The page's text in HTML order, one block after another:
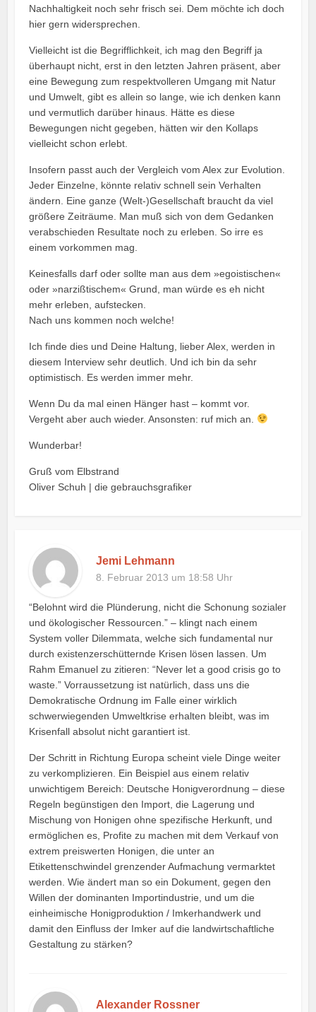
Nachhaltigkeit noch sehr frisch sei. Dem möchte ich doch
hier gern widersprechen.
Vielleicht ist die Begrifflichkeit, ich mag den Begriff ja
überhaupt nicht, erst in den letzten Jahren präsent, aber
eine Bewegung zum respektvolleren Umgang mit Natur
und Umwelt, gibt es allein so lange, wie ich denken kann
und vermutlich darüber hinaus. Hätte es diese
Bewegungen nicht gegeben, hätten wir den Kollaps
vielleicht schon erlebt.
Insofern passt auch der Vergleich vom Alex zur Evolution.
Jeder Einzelne, könnte relativ schnell sein Verhalten
ändern. Eine ganze (Welt-)Gesellschaft braucht da viel
größere Zeiträume. Man muß sich von dem Gedanken
verabschieden Resultate noch zu erleben. So irre es
einem vorkommen mag.
Keinesfalls darf oder sollte man aus dem »egoistischen«
oder »narzißtischem« Grund, man würde es eh nicht
mehr erleben, aufstecken.
Nach uns kommen noch welche!
Ich finde dies und Deine Haltung, lieber Alex, werden in
diesem Interview sehr deutlich. Und ich bin da sehr
optimistisch. Es werden immer mehr.
Wenn Du da mal einen Hänger hast – kommt vor.
Vergeht aber auch wieder. Ansonsten: ruf mich an.
Wunderbar!
Gruß vom Elbstrand
Oliver Schuh | die gebrauchsgrafiker
Jemi Lehmann
8. Februar 2013 um 18:58 Uhr
“Belohnt wird die Plünderung, nicht die Schonung sozialer
und ökologischer Ressourcen.” – klingt nach einem
System voller Dilemmata, welche sich fundamental nur
durch existenzerschütternde Krisen lösen lassen. Um
Rahm Emanuel zu zitieren: “Never let a good crisis go to
waste.” Vorraussetzung ist natürlich, dass uns die
Demokratische Ordnung im Falle einer wirklich
schwerwiegenden Umweltkrise erhalten bleibt, was im
Krisenfall absolut nicht garantiert ist.
Der Schritt in Richtung Europa scheint viele Dinge weiter
zu verkomplizieren. Ein Beispiel aus einem relativ
unwichtigem Bereich: Deutsche Honigverordnung – diese
Regeln begünstigen den Import, die Lagerung und
Mischung von Honigen ohne spezifische Herkunft, und
ermöglichen es, Profite zu machen mit dem Verkauf von
extrem preiswerten Honigen, die unter an
Etikettenschwindel grenzender Aufmachung vermarktet
werden. Wie ändert man so ein Dokument, gegen den
Willen der dominanten Importindustrie, und um die
einheimische Honigproduktion / Imkerhandwerk und
damit den Einfluss der Imker auf die landwirtschaftliche
Gestaltung zu stärken?
Alexander Rossner